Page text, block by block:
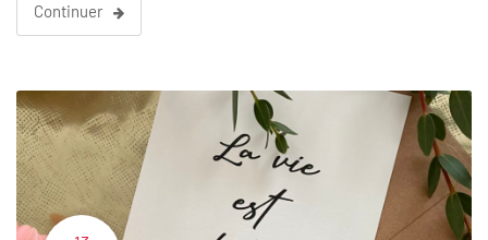
Continuer